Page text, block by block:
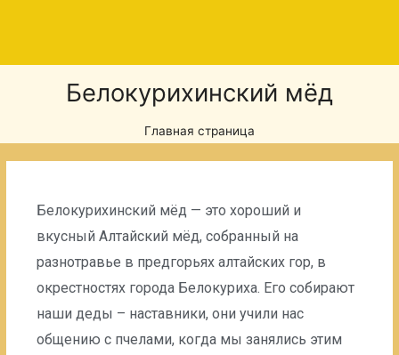
Белокурихинский мёд
Главная страница
Белокурихинский мёд — это хороший и
вкусный Алтайский мёд, собранный на
разнотравье в предгорьях алтайских гор, в
окрестностях города Белокуриха. Его собирают
наши деды – наставники, они учили нас
общению с пчелами, когда мы занялись этим